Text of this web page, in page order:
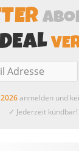
DEAL
2026anmelden und
✓ Jederzeit